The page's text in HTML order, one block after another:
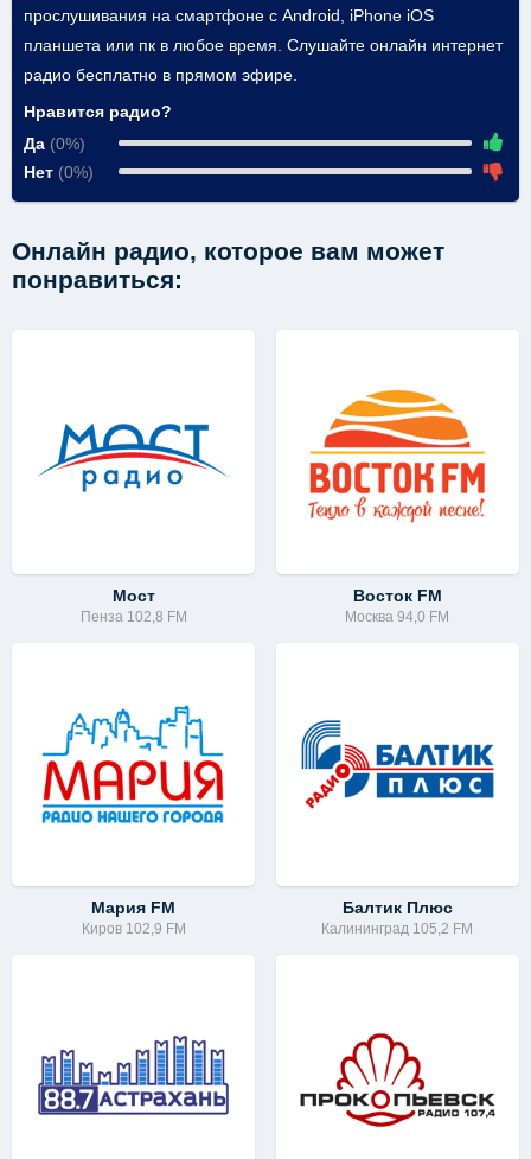
прослушивания на смартфоне с Android, iPhone iOS
планшета или пк в любое время. Слушайте онлайн интернет
радио бесплатно в прямом эфире.
Нравится радио?
Да (0%)
Нет (0%)
Онлайн радио, которое вам может
понравиться:
Мост
Пенза 102,8 FM
Восток FM
Москва 94,0 FM
Мария FM
Киров 102,9 FM
Балтик Плюс
Калининград 105,2 FM